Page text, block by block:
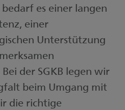
es einer langen
einer
Unterstützung
der SGKB legen wir
beim Umgang mit
die richtige